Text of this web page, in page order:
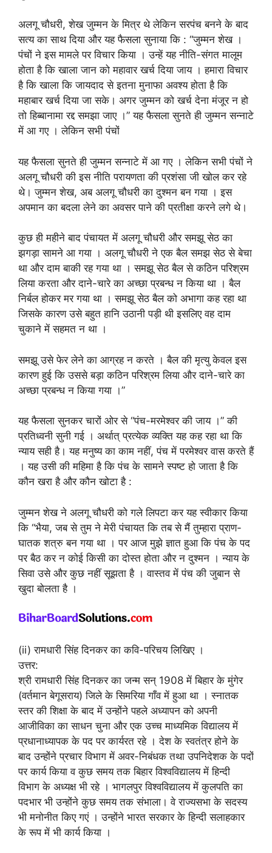
अलगू चौधरी, शेख जुम्मन के मित्र थे लेकिन सरपंच बनने के बाद
सत्य का साथ दिया और यह फैसला सुनाया कि : “जुम्मन शेख ।
पंचों ने इस मामले पर विचार किया । उन्हें यह नीति-संगत मालूम
होता है कि खाला जान को महावार खर्च दिया जाय । हमारा विचार
है कि खाला कि जायदाद से इतना मुनाफा अवश्य होता है कि
महाबार खर्च दिया जा सके। अगर जुम्मन को खर्च देना मंजूर न हो
तो हिब्बानामा रद्द समझा जाए ।” यह फैसला सुनते ही जुम्मन सन्नाटे
में आ गए । लेकिन सभी पंचों
यह फैसला सुनते ही जुम्मन सन्नाटे में आ गए । लेकिन सभी पंचों ने
अलगू चौधरी की इस नीति परायणता की प्रशंसा जी खोल कर रहे
थे। जुम्मन शेख, अब अलगू चौधरी का दुश्मन बन गया । इस
अपमान का बदला लेने का अवसर पाने की प्रतीक्षा करने लगे थे।
कुछ ही महीने बाद पंचायत में अलगू चौधरी और समझू सेठ का
झगड़ा सामने आ गया । अलगू चौधरी ने एक बैल समझ सेठ से बेचा
था और दाम बाकी रह गया था । समझू सेठ बैल से कठिन परिश्रम
लिया करता और दाने-चारे का अच्छा प्रबन्ध न किया था । बैल
निर्बल होकर मर गया था । समझू सेठ बैल को अभागा कह रहा था
जिसके कारण उसे बहुत हानि उठानी पड़ी थी इसलिए वह दाम
चुकाने में सहमत न था ।
समझू उसे फेर लेने का आग्रह न करते । बैल की मृत्यु केवल इस
कारण हुई कि उससे बड़ा कठिन परिश्रम लिया और दाने-चारे का
अच्छा प्रबन्ध न किया गया ।”
यह फैसला सुनकर चारों ओर से “पंच-मरमेश्वर की जाय ।” की
प्रतिध्वनी सुनी गई । अर्थात् प्रत्येक व्यक्ति यह कह रहा था कि
न्याय सही है। यह मनुष्य का काम नहीं, पंच में परमेश्वर वास करते हैं
। यह उसी की महिमा है कि पंच के सामने स्पष्ट हो जाता है कि
कौन खरा है और कौन खोटा है :
जुम्मन शेख ने अलगू चौधरी को गले लिपटा कर यह स्वीकार किया
कि “भैया, जब से तुम ने मेरी पंचायत कि तब से मैं तुम्हारा प्राण-
घातक शत्रु बन गया था । पर आज मुझे ज्ञात हुआ कि पंच के पद
पर बैठ कर न कोई किसी का दोस्त होता और न दुश्मन । न्याय के
सिवा उसे और कुछ नहीं सूझता है । वास्तव में पंच की जुबान से
खुदा बोलता है ।
(ii) रामधारी सिंह दिनकर का कवि-परिचय लिखिए ।
उत्तर:
श्री रामधारी सिंह दिनकर का जन्म सन् 1908 में बिहार के मुंगेर
(वर्तमान बेगूसराय) जिले के सिमरिया गाँव में हुआ था । स्नातक
स्तर की शिक्षा के बाद में उन्होंने पहले अध्यापन को अपनी
आजीविका का साधन चुना और एक उच्च माध्यमिक विद्यालय में
प्रधानाध्यापक के पद पर कार्यरत रहे । देश के स्वतंत्र होने के
बाद उन्होंने प्रचार विभाग में अवर-निबंधक तथा उपनिदेशक के पदों
पर कार्य किया व कुछ समय तक बिहार विश्वविद्यालय में हिन्दी
विभाग के अध्यक्ष भी रहे । भागलपुर विश्वविद्यालय में कुलपति का
पदभार भी उन्होंने कुछ समय तक संभाला। वे राज्यसभा के सदस्य
भी मनोनीत किए गएं । उन्होंने भारत सरकार के हिन्दी सलाहकार
के रूप में भी कार्य किया ।